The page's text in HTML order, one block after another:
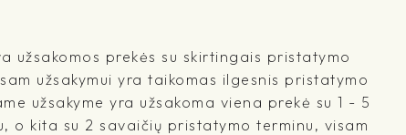
užsakomos prekės su skirtingais pristatymo
užsakymui yra taikomas ilgesnis pristatymo
užsakyme yra užsakoma viena prekė su 1 - 5
o kita su 2 savaičių pristatymo terminu, visam